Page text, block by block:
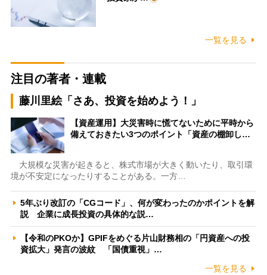
一覧を見る
注目の著者・連載
藤川里絵「さあ、投資を始めよう！」
【資産運用】大災害時に慌てないために平時から
備えておきたい3つのポイント「資産の棚卸し…
大規模な災害が起きると、株式市場が大きく動いたり、取引環
境が不安定になったりすることがある。一方…
5年ぶり改訂の「CGコード」、何が変わったのかポイントを解
説 企業に成長投資の具体的な説…
【令和のPKOか】GPIFをめぐる片山財務相の「円資産への投
資拡大」発言の波紋 「国債重視」…
一覧を見る